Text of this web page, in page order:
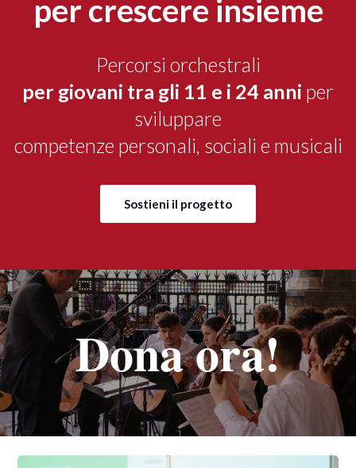
per crescere insieme
Percorsi orchestrali
per giovani tra gli 11 e i 24 anni per
sviluppare
competenze personali, sociali e musicali
Sostieni il progetto
Dona ora!